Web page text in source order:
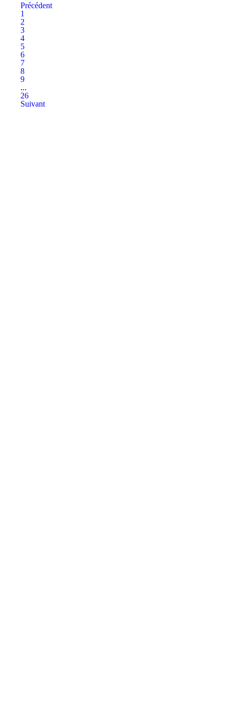
Précédent
1
2
3
4
5
6
7
8
9
...
26
Suivant